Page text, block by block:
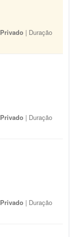
Privado | Duração
Privado | Duração
Privado | Duração